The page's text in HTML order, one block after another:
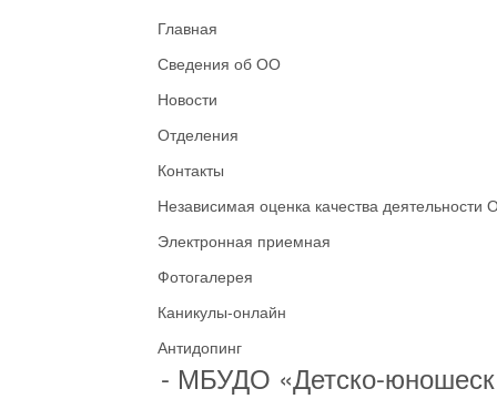
Главная
Сведения об ОО
Новости
Отделения
Контакты
Независимая оценка качества деятельности
Электронная приемная
Фотогалерея
Каникулы-онлайн
Антидопинг
- МБУДО «Детско-